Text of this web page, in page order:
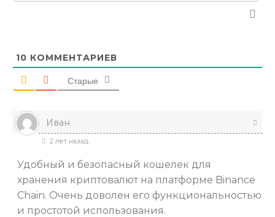
10 КОММЕНТАРИЕВ
Старые
Иван
2 лет назад
Удобный и безопасный кошелек для
хранения криптовалют на платформе Binance
Chain. Очень доволен его функциональностью
и простотой использования.